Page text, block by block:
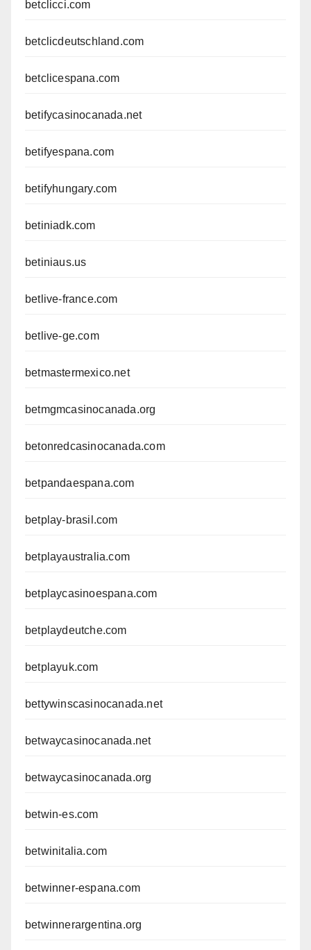
betclicci.com
betclicdeutschland.com
betclicespana.com
betifycasinocanada.net
betifyespana.com
betifyhungary.com
betiniadk.com
betiniaus.us
betlive-france.com
betlive-ge.com
betmastermexico.net
betmgmcasinocanada.org
betonredcasinocanada.com
betpandaespana.com
betplay-brasil.com
betplayaustralia.com
betplaycasinoespana.com
betplaydeutche.com
betplayuk.com
bettywinscasinocanada.net
betwaycasinocanada.net
betwaycasinocanada.org
betwin-es.com
betwinitalia.com
betwinner-espana.com
betwinnerargentina.org